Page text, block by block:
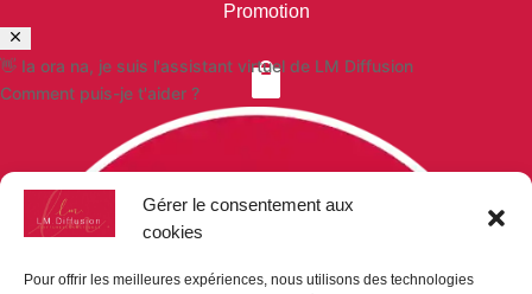
Gérer le consentement aux
cookies
Pour offrir les meilleures expériences, nous utilisons des technologies
Promotion

VOS COMMANDES
Mon compte
👋 Ia ora na, je suis l'assistant virtuel de LM Diffusion
Comment puis-je t'aider ?